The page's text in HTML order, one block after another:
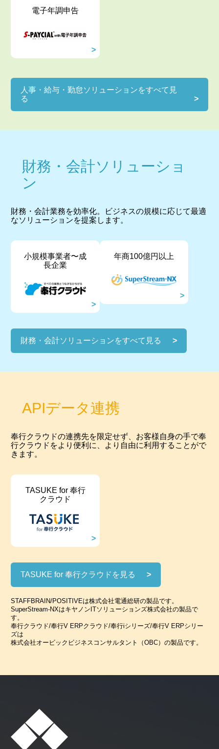
電子年調申告
人事・給与・勤怠ソリューションをすべて見
る
財務・会計ソリューショ
ン
財務・会計業務を効率化。ビジネスの規模に応じて最適
なソリューションを提案します。
小規模事業者〜成
長企業
年商100億円以上
財務・会計ソリューションをすべて見る
APIデータ連携
奉行クラウドの連携先を限定せず、お客様自身の手で奉
行クラウドをより便利に、より自由に利用することがで
きます。
TASUKE for 奉行
クラウド
TASUKE for 奉行クラウドを見る
STAFFBRAIN/POSITIVEは株式会社電通総研の製品です。
SuperStream-NXはキヤノンITソリューションズ株式会社の製品で
す。
奉行クラウド/奉行V ERPクラウド/奉行iシリーズ/奉行V ERPシリー
ズは
株式会社オービックビジネスコンサルタント（OBC）の製品です。